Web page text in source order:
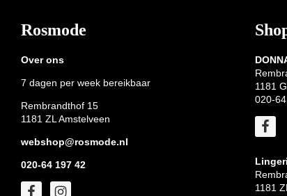
Footer
Rosmode
Over ons
7 dagen per week bereikbaar
Rembrandthof 15
1181 ZL Amstelveen
webshop@rosmode.nl
020-64 197 42
1181
020-
1181